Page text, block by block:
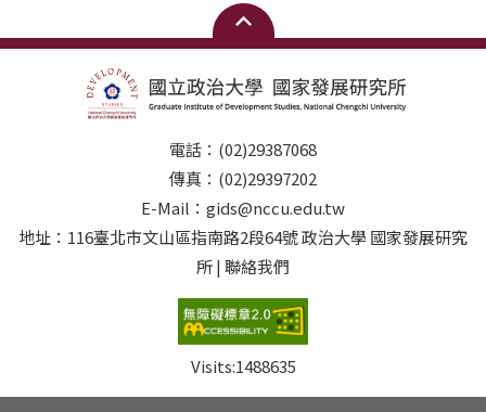
電話：(02)29387068
傳真：(02)29397202
E-Mail：gids@nccu.edu.tw
地址：116臺北市文山區指南路2段64號 政治大學 國家發展研究
所 | 聯絡我們
Visits:1488635